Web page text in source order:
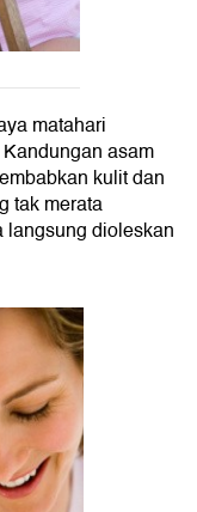
matahari
asam
kulit dan
tak merata
langsung dioleskan